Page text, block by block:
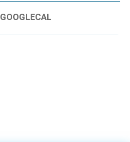
GOOGLECAL